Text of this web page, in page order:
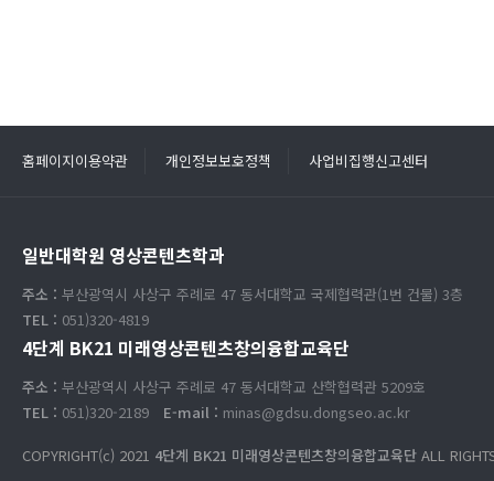
홈페이지이용약관 개인정보보호정책 사업비집행신고센터
일반대학원 영상콘텐츠학과
주소 : 부산광역시 사상구 주례로 47 동서대학교 국제협력관(1번 건물) 3층
TEL : 051)320-4819
4단계 BK21 미래영상콘텐츠창의융합교육단
주소 : 부산광역시 사상구 주례로 47 동서대학교 산학협력관 5209호
TEL : 051)320-2189 E-mail : minas@gdsu.dongseo.ac.kr
COPYRIGHT(c) 2021 4단계 BK21 미래영상콘텐츠창의융합교육단 ALL